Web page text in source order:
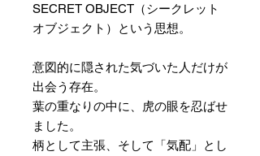
SECRET OBJECT（シークレット
オブジェクト）という思想。
意図的に隠された気づいた人だけが
出会う存在。
葉の重なりの中に、虎の眼を忍ばせ
ました。
柄として主張、そして「気配」とし